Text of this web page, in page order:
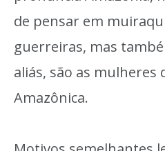
de pensar em
guerreiras, mas
aliás, são as mulheres
Amazônica.